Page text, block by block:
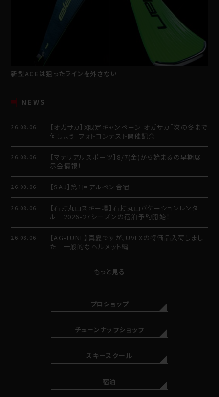
新型ACEは狙ったラインを外さない
NEWS
26.08.06
【オガサカ】X限定キャンペーン オガサカ「次の冬まで
何しよう」フォトコンテスト開催記念
26.08.06
【マテリアルスポーツ】8/7(金)から始まるの早期展
示会情報！
26.08.06 【SAJ】第1回アルペン合宿
26.08.06
【石打丸山スキー場】石打丸山バケーションレンタ
ル 2026-27シーズンの宿泊予約開始！
26.08.06
【AG-TUNE】真夏ですが、UVEXの特価品入荷しまし
た 一般的なヘルメット編
もっと見る
プロショップ
チューンナップショップ
スキースクール
宿泊